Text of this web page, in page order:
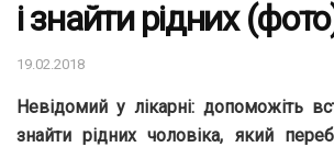
і знайти рідних
19.02.2018
Невідомий у лікарні: допоможіть
знайти рідних чоловіка, який